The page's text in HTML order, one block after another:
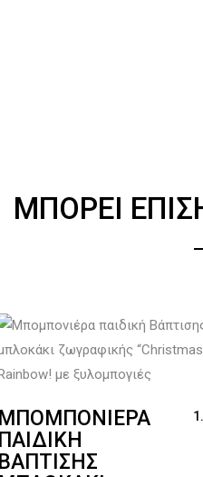
ΜΠΟΡΕΊ
ΜΠΟΜΠΟΝΙΈΡΑ
ΠΑΙΔΙΚΉ
ΒΆΠΤΙΣΗΣ